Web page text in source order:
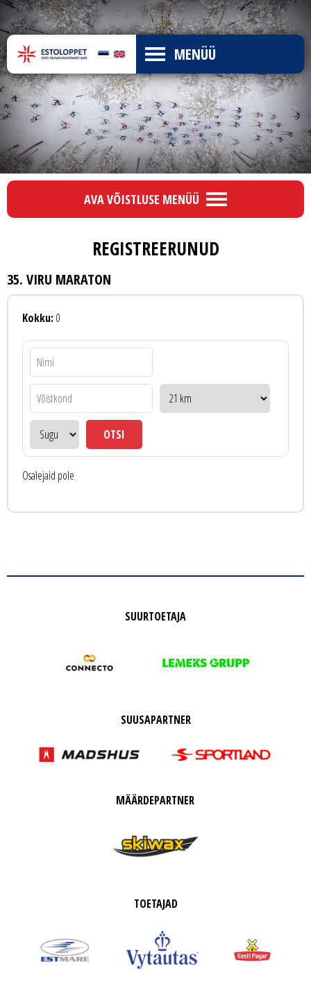
MENÜÜ
AVA VÕISTLUSE MENÜÜ
REGISTREERUNUD
35. VIRU MARATON
Kokku:0
Osalejaid pole
SUURTOETAJA
SUUSAPARTNER
MÄÄRDEPARTNER
TOETAJAD